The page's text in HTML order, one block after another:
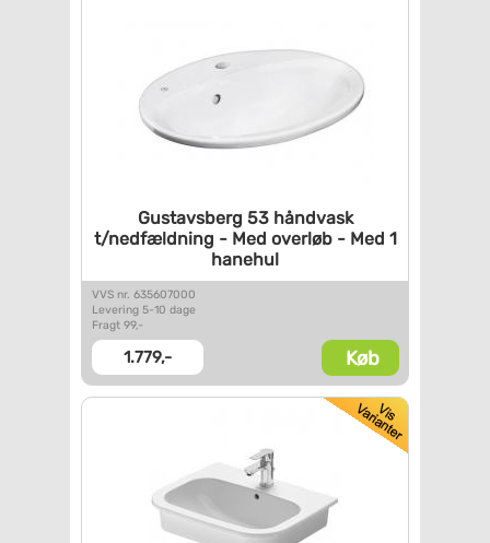
Gustavsberg 53 håndvask
t/nedfældning - Med overløb -Med 1
hanehul
VVS nr. 635607000
Levering 5-10 dage
Fragt 99,-
1.779,- Køb